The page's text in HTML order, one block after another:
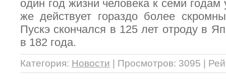
один год жизни человека к семи годам
же действует гораздо более
Пускэ скончался в 125 лет отроду в
в 182 года.
Категория: Новости Просмотров: 3095 |